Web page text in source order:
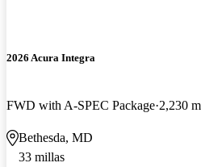
2026 Acura Integra
FWD with A-SPEC Package 2,230
Bethesda, MD
33 millas